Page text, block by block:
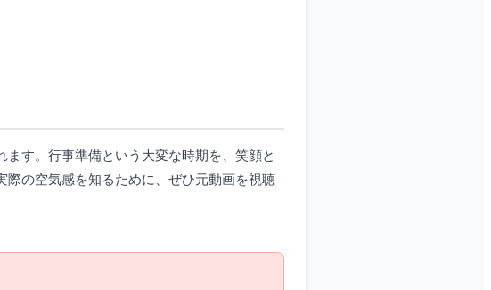
す。行事準備という大変な時期を、笑顔と
の空気感を知るために、ぜひ元動画を視聴